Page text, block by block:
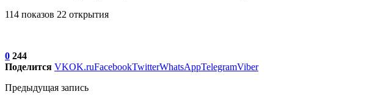
114 показов 22 открытия
0 244
Поделится VKOK.ruFacebookTwitterWhatsAppTelegramViber
Предыдущая запись